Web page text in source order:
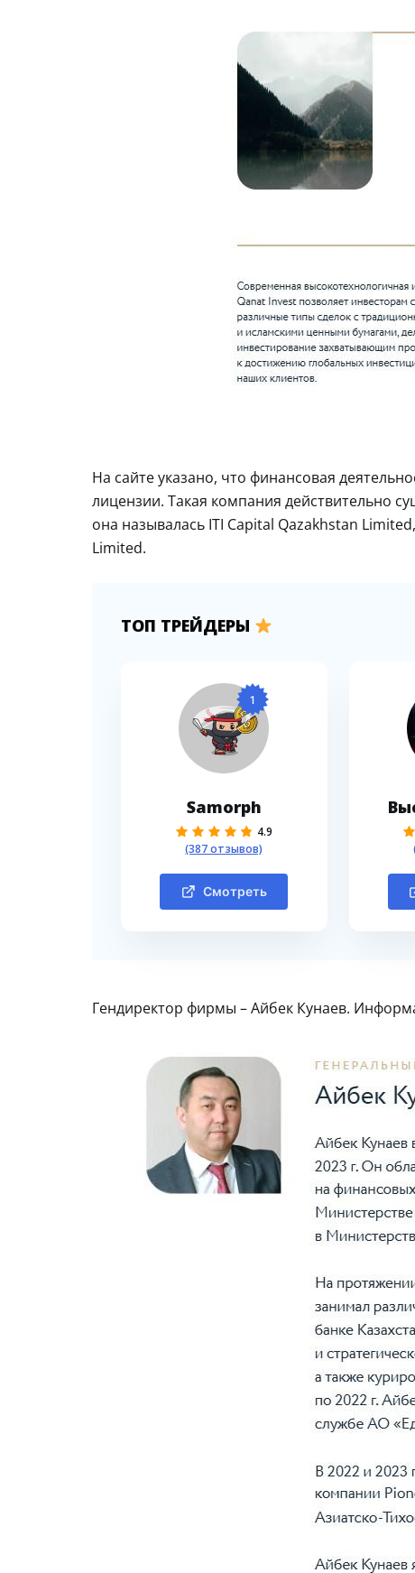
На сайте указано, что финансовая
лицензии. Такая компания действительно
она называлась ITI Capital Qazakhstan
Limited.
ТОП ТРЕЙДЕРЫ
1
Samorph
4.9
(387 отзывов)
Смотреть
Гендиректор фирмы – Айбек Кунаев.